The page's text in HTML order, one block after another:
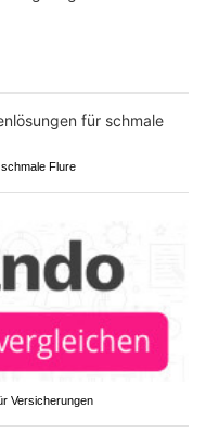
Flure
Versicherungen